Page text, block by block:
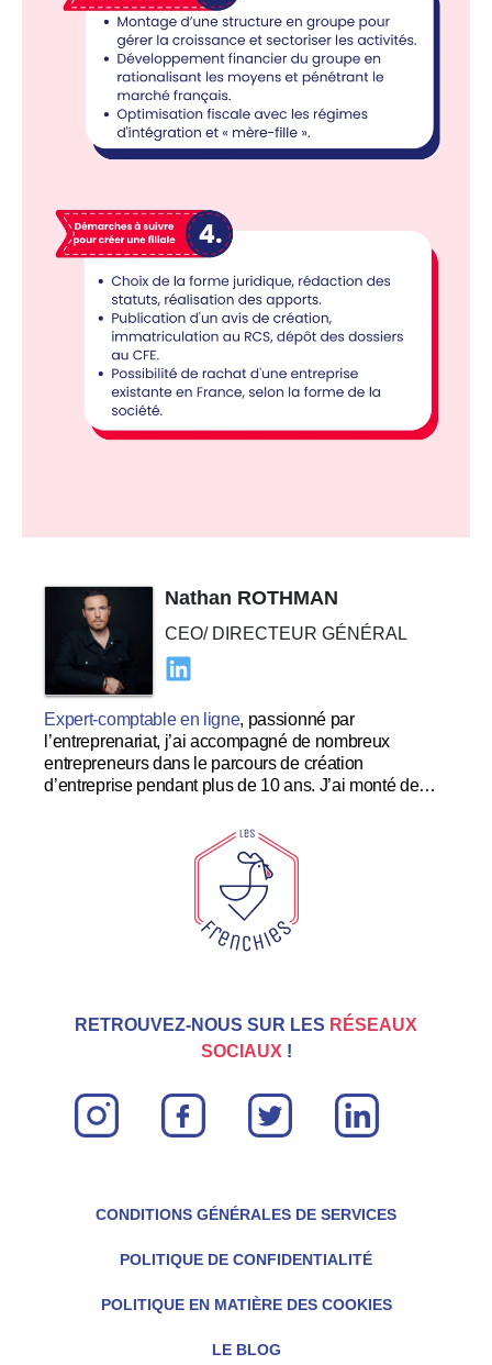
Nathan ROTHMAN
CEO/ DIRECTEUR GÉNÉRAL
Expert-comptable en ligne, passionné par
l’entreprenariat, j’ai accompagné de nombreux
entrepreneurs dans le parcours de création
d’entreprise pendant plus de 10 ans. J’ai monté de
concentrer dans le développement et l’expérience
utilisateur au sein des Tricolores.
RETROUVEZ-NOUS SUR LES RÉSEAUX
SOCIAUX !
instagram facebook twitter linkin
CONDITIONS GÉNÉRALES DE SERVICES
POLITIQUE DE CONFIDENTIALITÉ
POLITIQUE EN MATIÈRE DES COOKIES
LE BLOG